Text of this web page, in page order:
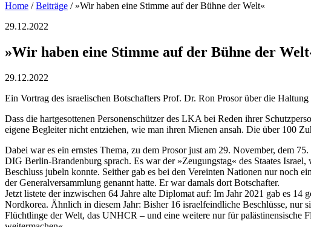
Home /Beiträge / »Wir haben eine Stimme auf der Bühne der Welt«
29.12.2022
»Wir haben eine Stimme auf der Bühne der
29.12.2022
Ein Vortrag des israelischen Botschafters Prof. Dr. Ron Prosor über die
Dass die hartgesottenen Personenschützer des LKA bei Reden ihrer
eigene Begleiter nicht entziehen, wie man ihren Mienen ansah. Die über 100
Dabei war es ein ernstes Thema, zu dem Prosor just am 29. November, dem
DIG Berlin-Brandenburg sprach. Es war der »Zeugungstag« des Staates
Beschluss jubeln konnte. Seither gab es bei den Vereinten Nationen nur noch
der Generalversammlung genannt hatte. Er war damals dort Botschafter.
Jetzt listete der inzwischen 64 Jahre alte Diplomat auf: Im Jahr 2021 gab es
Nordkorea. Ähnlich in diesem Jahr: Bisher 16 israelfeindliche Beschlüsse, nur
Flüchtlinge der Welt, das UNHCR – und eine weitere nur für